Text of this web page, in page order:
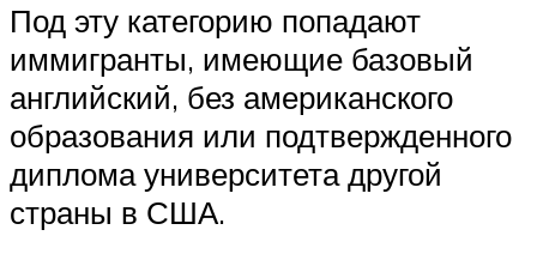
Под эту категорию попадают
иммигранты, имеющие базовый
английский, без американского
образования или подтвержденного
диплома университета другой
страны в США.